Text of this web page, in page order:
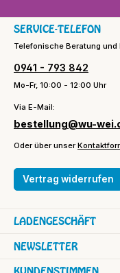
SERVICE-TELEFON
Telefonische Beratung und
0941 - 793 842
Mo-Fr, 10:00 - 12:00 Uhr
Via E-Mail:
bestellung@wu-
Oder über unser
Vertrag widerrufen
NEWSLETTER
LADENGESCHÄFT